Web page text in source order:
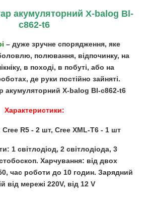
акумуляторний X-balog Bl-
c862-t6
– дуже зручне спорядження, яке
полювання, відпочинку, на
в поході, в побуті, або на
де руки постійно зайняті.
акумуляторний X-balog Bl-c862-t6
Характеристики:
Cree R5 - 2 шт, Cree XML-T6 - 1 шт
1 світлодіод, 2 світлодіода, 3
Харчування: від двох
час роботи до 10 годин. Зарядний
від мережі 220V, від 12 V